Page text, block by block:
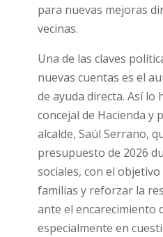
para nuevas mejoras
vecinas.
Una de las claves
nuevas cuentas es el
de ayuda directa. Así lo
concejal de Hacienda y
alcalde, Saúl Serrano,
presupuesto de 2026
sociales, con el
familias y reforzar la
ante el encarecimiento
especialmente en